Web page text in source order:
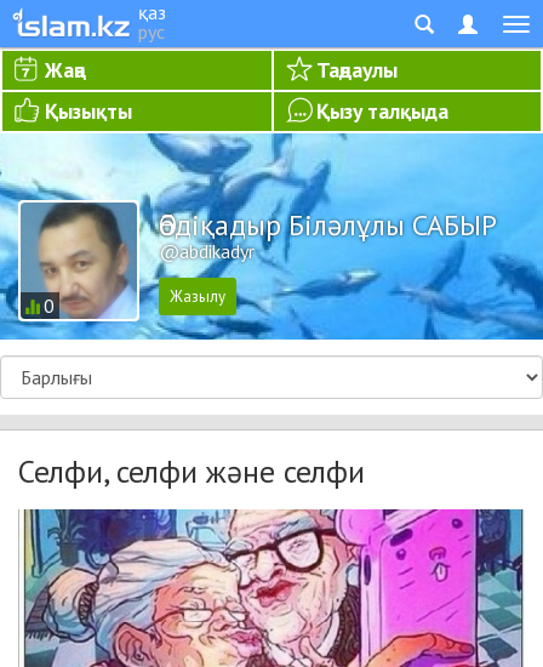
қаз
рус
Жаңа
Таңдаулы
Қызықты
Қызу талқыда
0
Әбдіқадыр Біләлұлы САБЫР
@abdikadyr
Селфи, селфи және селфи